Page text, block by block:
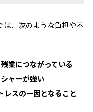
は、次のような負担や不
業につながっている
ャーが強い
レスの一因となること